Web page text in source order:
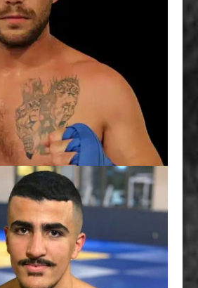
CLASSE B - 60 KG